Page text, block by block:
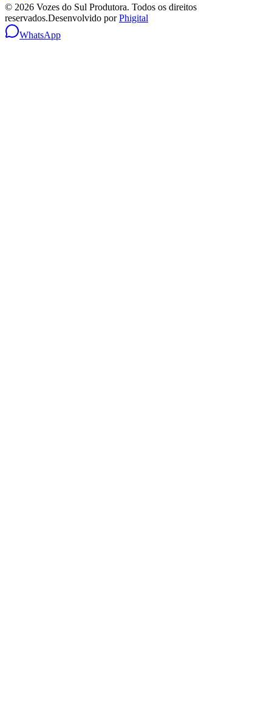
© 2026 Vozes do Sul Produtora. Todos os direitos
reservados.Desenvolvido por Phigital
WhatsApp